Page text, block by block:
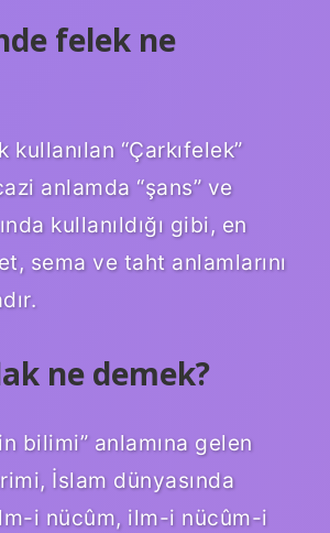
felek ne
kullanılan “Çarkıfelek”
anlamda “şans” ve
kullanıldığı gibi, en
sema ve taht anlamlarını
ne demek?
bilimi” anlamına gelen
İslam dünyasında
i nücûm, ilm-i nücûm-i